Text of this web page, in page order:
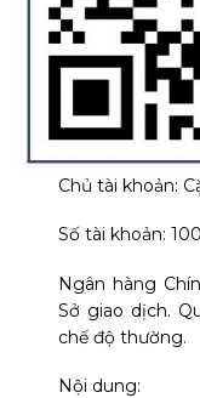
Chủ tài khoản:
Số tài khoản:
Ngân hàng
Sở giao dịch.
chế độ thường.
Nội dung: